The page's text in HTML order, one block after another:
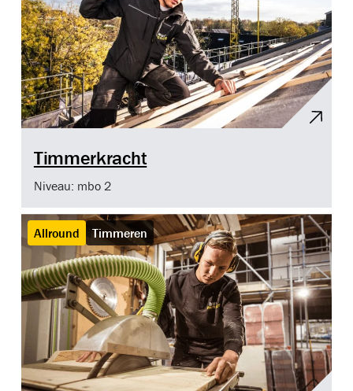
Timmerkracht
Niveau: mbo 2
Allround Timmeren